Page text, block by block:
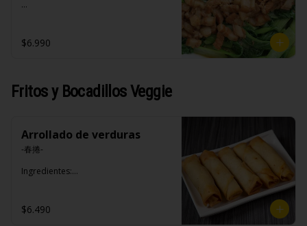
Ingredientes:
Pak choi, loba (panceta de cerdo ,
(naranja, canela, anís, pimienta y
comino).
$6.990
Fritos y Bocadillos Veggie
Arrollado de verduras
-春捲-
Ingredientes:
$6.490